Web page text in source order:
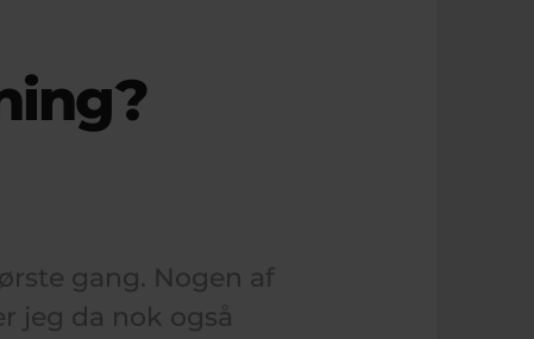
gang. Nogen af
jeg da nok også